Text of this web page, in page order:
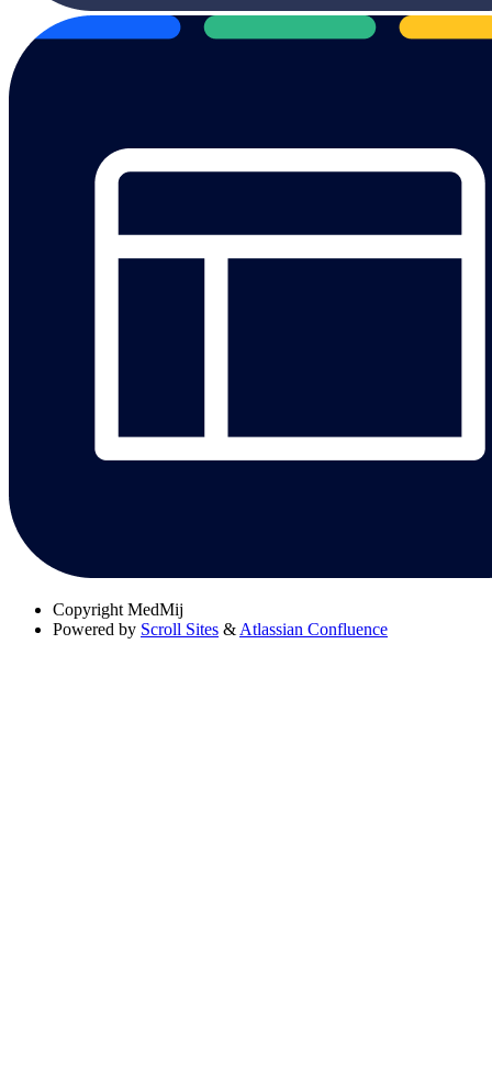
Copyright MedMij
Powered by Scroll Sites & Atlassian Confluence